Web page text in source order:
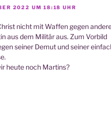
2022 UM 18:18 UHR
nicht mit Waf­fen gegen
aus dem Mili­tär aus. Zum Vorbild
sei­ner Demut und sei­ner
heu­te noch Martins?